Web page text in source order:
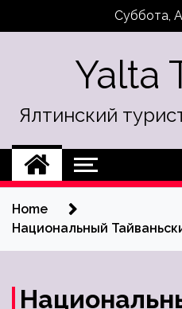
Суббота,
Yalta
Ялтинский
Home
Национальный